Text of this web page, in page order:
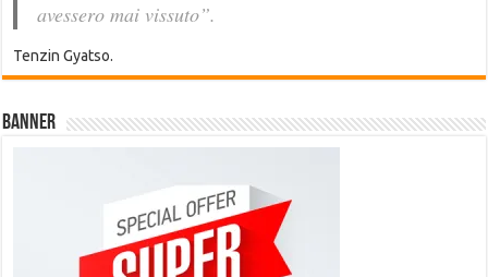
avessero mai vissuto”.
Tenzin Gyatso.
Banner